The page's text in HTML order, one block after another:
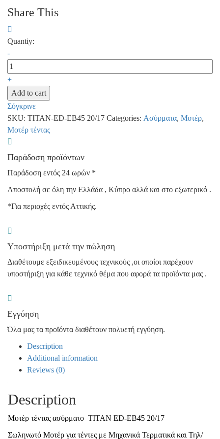
Share This
Quantiy:
-
+
Add to cart
Σύγκρινε
SKU: TITAN-ED-ΕΒ45 20/17 Categories: Ασύρματα, Μοτέρ,
Μοτέρ τέντας
Παράδοση προϊόντων
Παράδοση εντός 24 ωρών *
Αποστολή σε όλη την Ελλάδα , Κύπρο αλλά και στο εξωτερικό .
*Για περιοχές εντός Αττικής.
Υποστήριξη μετά την πώληση
Διαθέτουμε εξειδικευμένους τεχνικούς ,οι οποίοι παρέχουν
υποστήριξη για κάθε τεχνικό θέμα που αφορά τα προϊόντα μας .
Εγγύηση
Όλα μας τα προϊόντα διαθέτουν πολυετή εγγύηση.
Description
Additional information
Reviews (0)
Description
Μοτέρ τέντας ασύρματο TITAN ED-ΕΒ45 20/17
Σωληνωτό Μοτέρ για τέντες με Μηχανικά Τερματικά και Τηλ/